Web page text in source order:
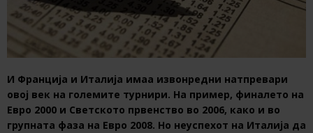
И Франција и Италија имаа извонредни натпревари
овој век на големите турнири. На пример, финалето на
Евро 2000 и Светското првенство во 2006, како и во
групната фаза на Евро 2008. Но неуспехот на Италија да